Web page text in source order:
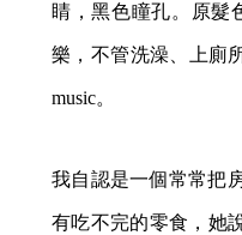
睛，黑色瞳孔。原髮
樂，不管洗澡、上廁
music。
我自認是一個常常把
有吃不完的零食，她